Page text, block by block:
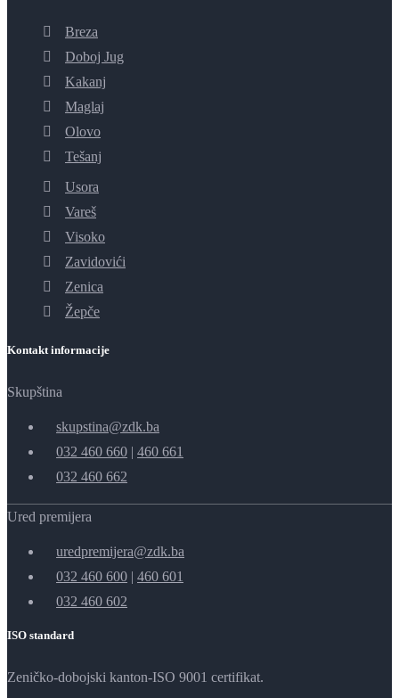
Breza
Doboj Jug
Kakanj
Maglaj
Olovo
Tešanj
Usora
Vareš
Visoko
Zavidovići
Zenica
Žepče
Kontakt informacije
Skupština
skupstina@zdk.ba
032 460 660 | 460 661
032 460 662
Ured premijera
uredpremijera@zdk.ba
032 460 600 | 460 601
032 460 602
ISO standard
Zeničko-dobojski kanton-ISO 9001 certifikat.